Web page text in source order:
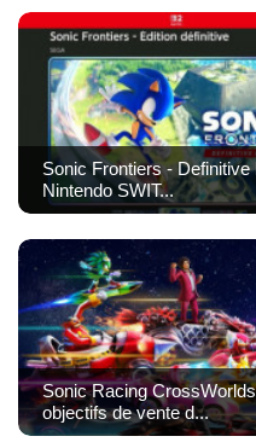
Sonic Frontiers -
Nintendo SWIT...
Sonic Racing
objectifs de vente d...